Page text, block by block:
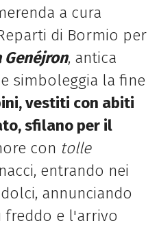
a cura
di Bormio per
Genéjron, antica
simboleggia la fine
vestiti con abiti
sfilano per il
con tolle
entrando nei
annunciando
freddo e l'arrivo